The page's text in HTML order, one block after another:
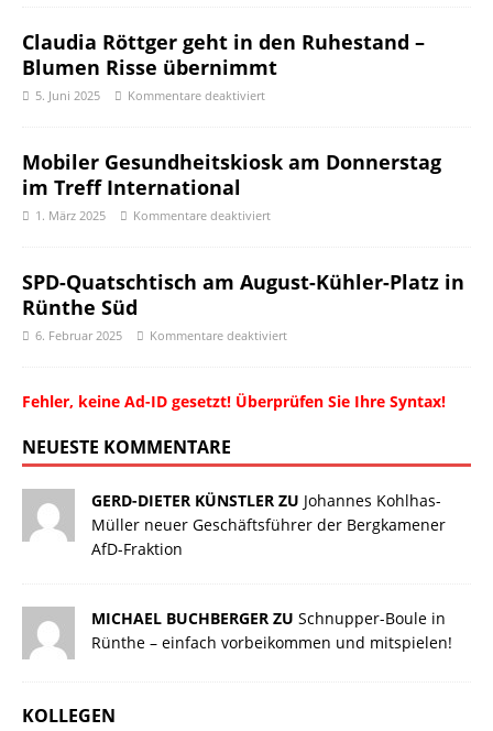
Claudia Röttger geht in den Ruhestand –
Blumen Risse übernimmt
5. Juni 2025 Kommentare deaktiviert
Mobiler Gesundheitskiosk am Donnerstag
im Treff International
1. März 2025 Kommentare deaktiviert
SPD-Quatschtisch am August-Kühler-Platz in
Rünthe Süd
6. Februar 2025 Kommentare deaktiviert
Fehler, keine Ad-ID gesetzt! Überprüfen Sie Ihre Syntax!
NEUESTE KOMMENTARE
GERD-DIETER KÜNSTLER ZU Johannes Kohlhas-
Müller neuer Geschäftsführer der Bergkamener
AfD-Fraktion
MICHAEL BUCHBERGER ZU Schnupper-Boule in
Rünthe – einfach vorbeikommen und mitspielen!
KOLLEGEN